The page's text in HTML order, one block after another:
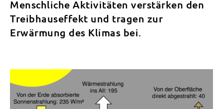
Menschliche Aktivitäten verstärken den
Treibhauseffekt und tragen zur
Erwärmung des Klimas bei.